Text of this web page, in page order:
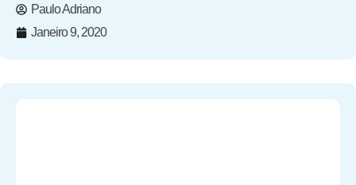
Paulo Adriano
Janeiro 9, 2020